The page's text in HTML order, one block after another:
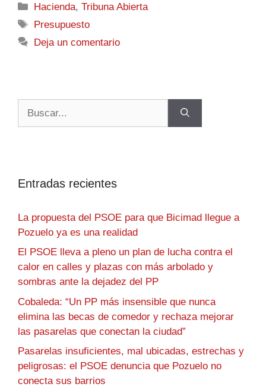
Hacienda,Tribuna Abierta
Presupuesto
Deja un comentario
Entradas recientes
La propuesta del PSOE para que Bicimad llegue a
Pozuelo ya es una realidad
El PSOE lleva a pleno un plan de lucha contra el
calor en calles y plazas con más arbolado y
sombras ante la dejadez del PP
Cobaleda: “Un PP más insensible que nunca
elimina las becas de comedor y rechaza mejorar
las pasarelas que conectan la ciudad”
Pasarelas insuficientes, mal ubicadas, estrechas y
peligrosas: el PSOE denuncia que Pozuelo no
conecta sus barrios